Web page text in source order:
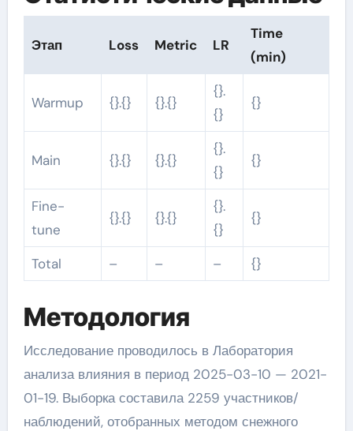
Этап Loss Metric LR
Time
(min)
Warmup {}.{} {}.{}
{}.
{}
{}
Main {}.{} {}.{}
{}.
{}
{}
Fine-
tune
{}.{} {}.{}
{}.
{}
{}
Total – – – {}
Методология
Исследование проводилось в Лаборатория
анализа влияния в период 2025-03-10 — 2021-
01-19. Выборка составила 2259 участников/
наблюдений, отобранных методом снежного